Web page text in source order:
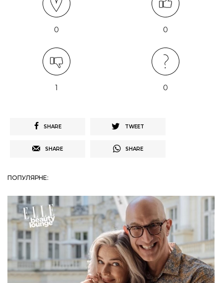
0 0
1 0
SHARE TWEET
SHARE SHARE
ПОПУЛЯРНЕ: